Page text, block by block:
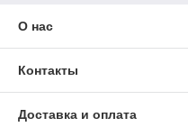
О нас
Контакты
Доставка и оплата